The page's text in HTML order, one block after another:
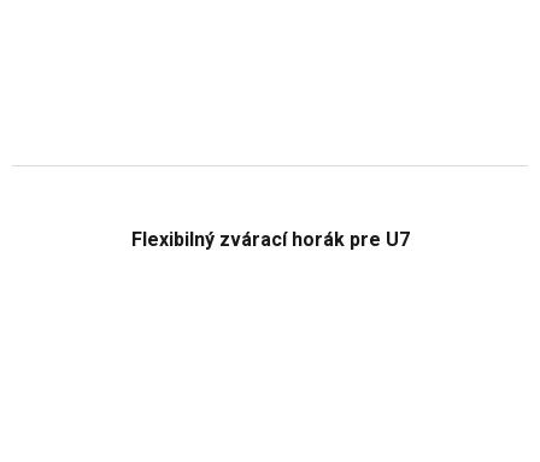
Flexibilný zvárací horák pre U7